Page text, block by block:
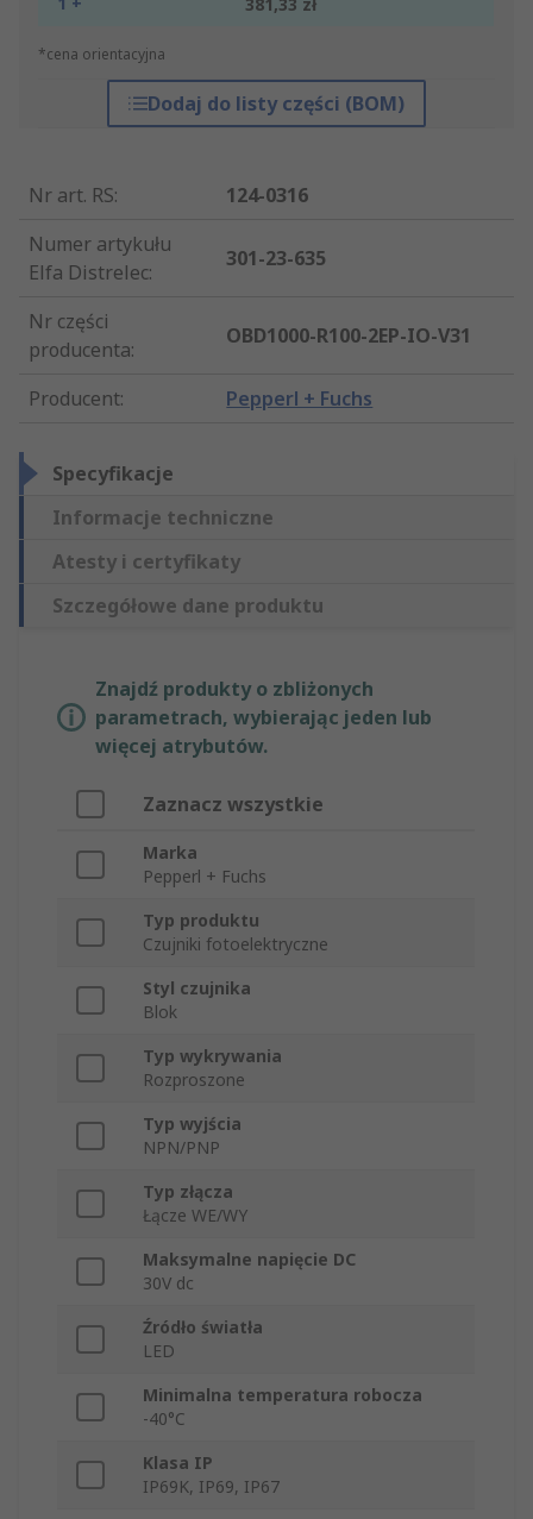
381,33 zł
*cena orientacyjna
Dodaj do listy części (BOM)
Nr art. RS:
124-0316
Numer artykułu
Elfa Distrelec:
301-23-635
Nr części
producenta:
OBD1000-R100-2EP-IO-V31
Producent: Pepperl + Fuchs
Specyfikacje
Informacje techniczne
Atesty i certyfikaty
Szczegółowe dane produktu
Znajdź produkty o zbliżonych
parametrach, wybierając jeden lub
więcej atrybutów.
Zaznacz wszystkie
Marka
Pepperl + Fuchs
Typ produktu
Czujniki fotoelektryczne
Styl czujnika
Blok
Typ wykrywania
Rozproszone
Typ wyjścia
NPN/PNP
Typ złącza
Łącze WE/WY
Maksymalne napięcie DC
30V dc
Źródło światła
LED
Minimalna temperatura robocza
-40°C
Klasa IP
IP69K, IP69, IP67